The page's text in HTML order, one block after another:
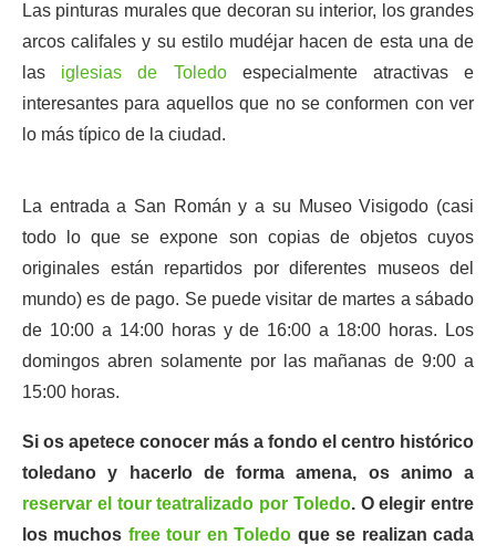
Las pinturas murales que decoran su interior, los grandes
arcos califales y su estilo mudéjar hacen de esta una de
las iglesias de Toledoespecialmente atractivas e
interesantes para aquellos que no se conformen con ver
lo más típico de la ciudad.
La entrada a San Román y a su Museo Visigodo (casi
todo lo que se expone son copias de objetos cuyos
originales están repartidos por diferentes museos del
mundo) es de pago. Se puede visitar de martes a sábado
de 10:00 a 14:00 horas y de 16:00 a 18:00 horas. Los
domingos abren solamente por las mañanas de 9:00 a
15:00 horas.
Si os apetece conocer más a fondo el centro histórico
toledano y hacerlo de forma amena, os animo a
reservar el tour teatralizado por Toledo. O elegir entre
los muchos free tour en Toledo que se realizan cada